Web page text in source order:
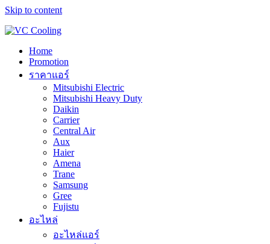
Skip to content
Home
Promotion
ราคาแอร์
Mitsubishi Electric
Mitsubishi Heavy Duty
Daikin
Carrier
Central Air
Aux
Haier
Amena
Trane
Samsung
Gree
Fujistu
อะไหล่
อะไหล่แอร์